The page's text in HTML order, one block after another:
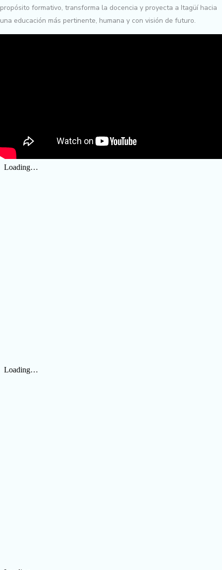
propósito formativo, transforma la docencia y proyecta a Itagüí hacia
una educación más pertinente, humana y con visión de futuro.